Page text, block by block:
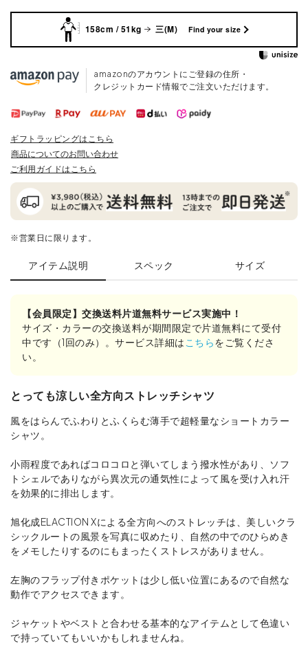
158cm / 51kg 三(M) Find your size
amazonのアカウントにご登録の住所・
クレジットカード情報でご注文いただけます。
ギフトラッピングはこちら
商品についてのお問い合わせ
ご利用ガイドはこちら
※営業日に限ります。
アイテム説明 スペック サイズ
【会員限定】交換送料片道無料サービス実施中！
サイズ・カラーの交換送料が期間限定で片道無料にて受付
中です（1回のみ）。サービス詳細は こちらをご覧くださ
い。
とっても涼しい全方向ストレッチシャツ
風をはらんでふわりとふくらむ薄手で超軽量なショートカラー
シャツ。
小雨程度であればコロコロと弾いてしまう撥水性があり、ソフ
トシェルでありながら異次元の通気性によって風を受け入れ汗
を効果的に排出します。
旭化成ELACTION Xによる全方向へのストレッチは、美しいクラ
シックルートの風景を写真に収めたり、自然の中でのひらめき
をメモしたりするのにもまったくストレスがありません。
左胸のフラップ付きポケットは少し低い位置にあるので自然な
動作でアクセスできます。
ジャケットやベストと合わせる基本的なアイテムとして色違い
で持っていてもいいかもしれませんね。